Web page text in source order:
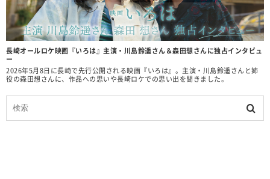
長崎オールロケ映画『いろは』主演・川島鈴遥さん＆森田想さんに独占インタビュ
ー
2026年5月8日に長崎で先行公開される映画『いろは』。主演・川島鈴遥さんと姉
役の森田想さんに、作品への思いや長崎ロケでの思い出を聞きました。